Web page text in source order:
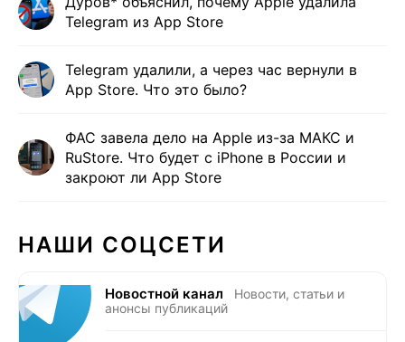
Telegram из App Store
Telegram удалили, а через час вернули в
App Store. Что это было?
ФАС завела дело на Apple из-за МАКС и
RuStore. Что будет с iPhone в России и
закроют ли App Store
НАШИ СОЦСЕТИ
Новостной канал
Новости, статьи и
анонсы публикаций